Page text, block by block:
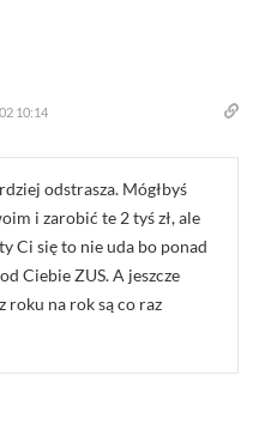
10:14
odstrasza. Mógłbyś
i zarobić te 2 tyś zł, ale
Ci się to nie uda bo ponad
Ciebie ZUS. A jeszcze
roku na rok są co raz